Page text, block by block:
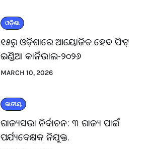
ଓଡ଼ିଶା
୧୫ରୁ ଓଡ଼ିଶାରେ ଆୟୋଜିତ ହେବ ଫିଟ୍
ଇଣ୍ଡିଆ କାର୍ନିଭାଲ-୨୦୨୬
MARCH 10, 2026
ଜାତୀୟ
ରାଜ୍ୟସଭା ନିର୍ବାଚନ: ୩ ରାଜ୍ୟ ପାଇଁ
ପର୍ଯ୍ୟବେକ୍ଷକ ନିଯୁକ୍ତ.